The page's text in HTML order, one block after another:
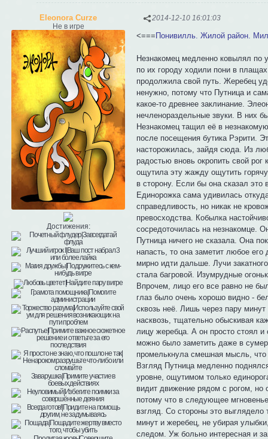
2014-12-10 16:01:03
Eleonora Curze
Не в игре
Достижения:
<=== Понивилль. Жилой район.
Незнакомец медленно ковылял по
по их городу ходили пони в
продолжила свой путь. Жеребец
ненужно, потому что Путница и
какое-то древнее заклинание.
нечленораздельные звуки. В них
Незнакомец тащил её в
после посещения бутика Рэрити.
насторожилась, зайдя сюда. Из
радостью вновь окропить свой
ощутила эту жажду ощутить
в сторону. Если бы она сказал
Единорожка сама удивилась
справедливость, но никак не
превосходства. Кобылка
сосредоточилась на незнакомце.
Путница ничего не сказала. Она
напасть, то она заметит любое
мирно идти дальше. Лучи
стала багровой. Изумрудные
Впрочем, лицо его все равно не
глаз было очень хорошо видно -
сквозь неё. Лишь через пару
насквозь, тщательно обыскивая
лицу жеребца. А он просто стоял
можно было заметить даже в
промелькнула смешная мысль, что
Взгляд Путница медленно
уровне, ощутимом только
видит движение рядом с рогом, но
потому что в следующее
взгляд. Со стороны это выглядело
минут и жеребец, не убирая
следом. Уж больно интересная и